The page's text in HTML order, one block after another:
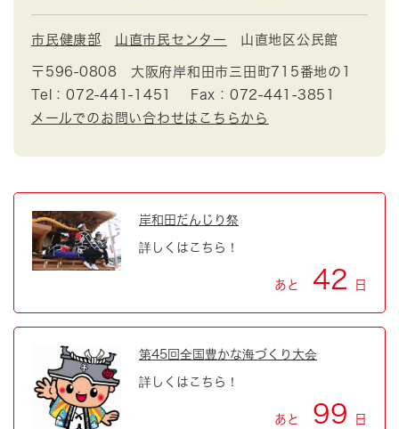
市民健康部 山直市民センター 山直地区公民館
〒596-0808
大阪府岸和田市三田町715番地の1
Tel：072-441-1451
Fax：072-441-3851
メールでのお問い合わせはこちらから
岸和田だんじり祭
詳しくはこちら！
あと 42 日
第45回全国豊かな海づくり大会
詳しくはこちら！
あと 99 日